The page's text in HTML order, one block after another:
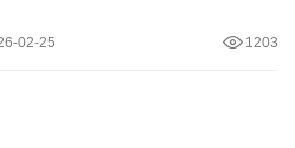
02-25 1203